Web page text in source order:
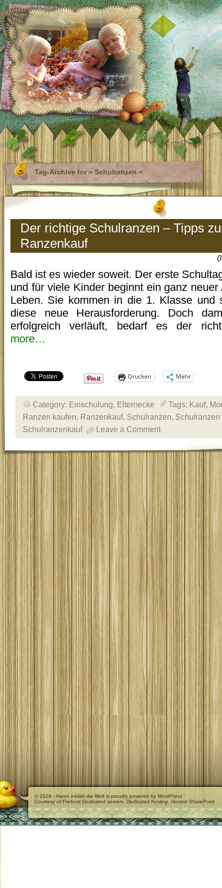
Tag-Archive for » Schulranzen «
Der richtige Schulranzen – Tipps
Ranzenkauf
Bald ist es wieder soweit. Der erste
und für viele Kinder beginnt ein ganz
Leben. Sie kommen in die 1. Klasse und
diese neue Herausforderung. Doch
erfolgreich verläuft, bedarf es der
more…
Drucken Mehr
Category: Einschulung, Elternecke Tags: Kauf,
Ranzen kaufen, Ranzenkauf, Schulranzen, Schulranzen
Schulranzenkauf
Leave a Comment
© 2026 - Hanni erklärt die Welt is proudly powered by WordPress
Courtesy of Firehost Dedicated servers Dedicated hosting Hosted SharePoint